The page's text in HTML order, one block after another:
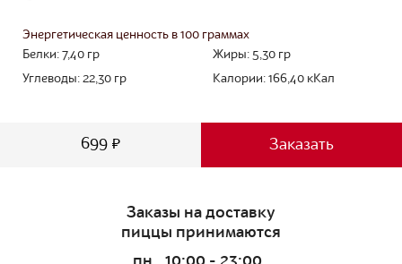
Энергетическая ценность в 100 граммах
Белки: 7,40 гр Жиры: 5,30гр
Углеводы: 22,30 гр Калории: 166,40кКал
699 ₽ Заказать
Заказы на доставку
пиццы принимаются